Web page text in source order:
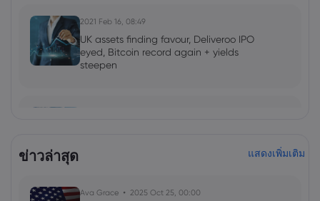
2021 Feb 16, 08:49
UK assets finding favour, Deliveroo IPO
eyed, Bitcoin record again + yields
steepen
2020 Jun 30, 14:26
ข่าวล่าสุด แสดงเพิ่มเติม
Ava Grace 2025 Oct 25, 00:00